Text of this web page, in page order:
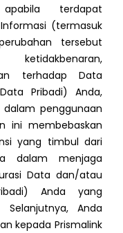
apabila terdapat
(termasuk
tersebut
terhadap Data
Pribadi) Anda,
penggunaan
ini membebaskan
yang timbul dari
dalam menjaga
Data dan/atau
Anda yang
Selanjutnya, Anda
kepada Prismalink